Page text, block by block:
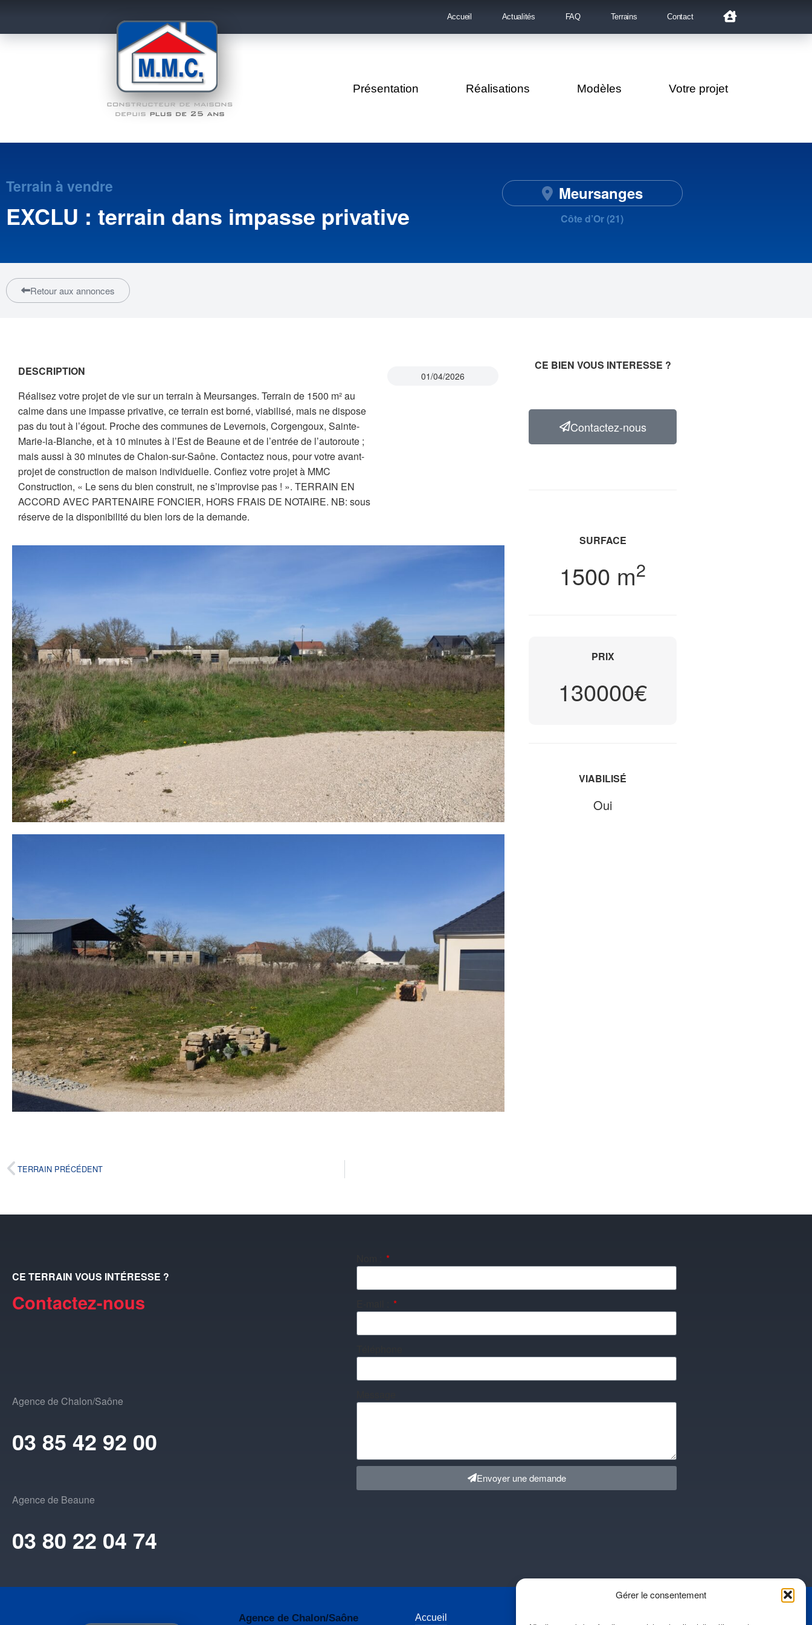
Gérer le consentement
Accueil Actualités FAQ Terrains Contact
Présentation Réalisations Modèles Votre projet
Terrain à vendre
EXCLU : terrain dans impasse privative
Meursanges
Côte d’Or (21)
Retour aux annonces
DESCRIPTION
Réalisez votre projet de vie sur un terrain à Meursanges. Terrain de 1500 m² au
calme dans une impasse privative, ce terrain est borné, viabilisé, mais ne dispose
pas du tout à l’égout. Proche des communes de Levernois, Corgengoux, Sainte-
Marie-la-Blanche, et à 10 minutes à l’Est de Beaune et de l’entrée de l’autoroute ;
mais aussi à 30 minutes de Chalon-sur-Saône. Contactez nous, pour votre avant-
projet de construction de maison individuelle. Confiez votre projet à MMC
Construction, « Le sens du bien construit, ne s’improvise pas ! ». TERRAIN EN
ACCORD AVEC PARTENAIRE FONCIER, HORS FRAIS DE NOTAIRE. NB: sous
réserve de la disponibilité du bien lors de la demande.
01/04/2026
CE BIEN VOUS INTERESSE ?
Contactez-nous
SURFACE
1500 m2
PRIX
130000€
VIABILISÉ
Oui
TERRAIN PRÉCÉDENT
CE TERRAIN VOUS INTÉRESSE ?
Contactez-nous
Agence de Chalon/Saône
03 85 42 92 00
Agence de Beaune
03 80 22 04 74
Envoyer une demande
Agence de Chalon/Saône Accueil